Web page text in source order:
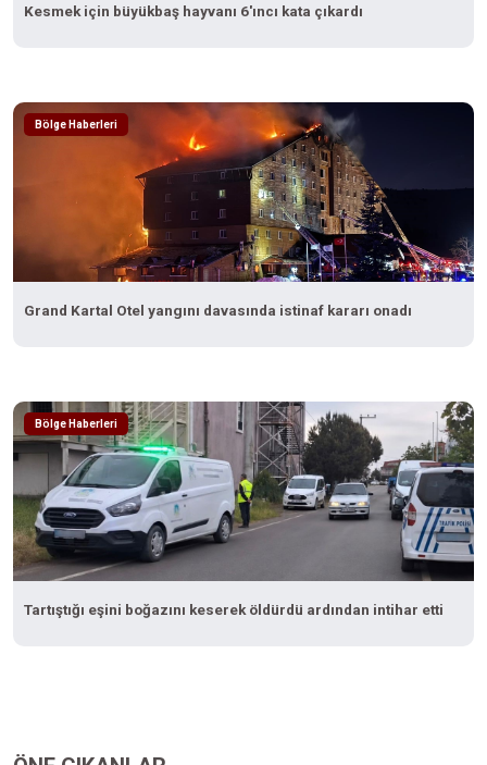
Kesmek için büyükbaş hayvanı 6'ıncı kata çıkardı
Bölge Haberleri
Grand Kartal Otel yangını davasında istinaf kararı onadı
Bölge Haberleri
Tartıştığı eşini boğazını keserek öldürdü ardından intihar etti